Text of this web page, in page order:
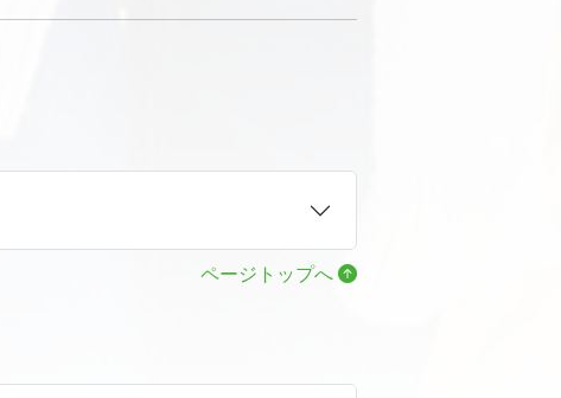
ページトップへ